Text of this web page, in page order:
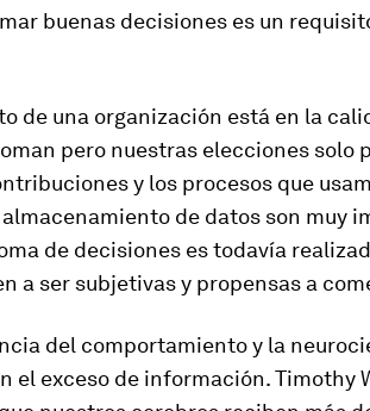
buenas decisiones es un
de una organización está en la
pero nuestras elecciones solo
y los procesos que
de datos son muy
de decisiones es todavía
a ser subjetivas y propensas a
del comportamiento y la
el exceso de información. Timothy